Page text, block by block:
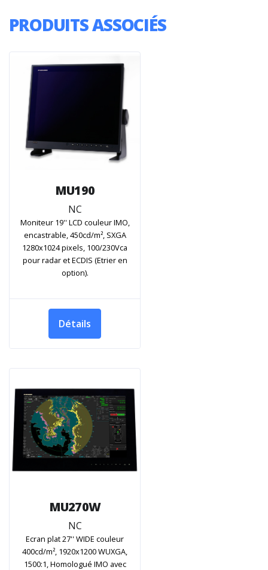
PRODUITS ASSOCIÉS
MU190
NC
Moniteur 19'' LCD couleur IMO,
encastrable, 450cd/m², SXGA
1280x1024 pixels, 100/230Vca
pour radar et ECDIS (Etrier en
option).
Détails
MU270W
NC
Ecran plat 27'' WIDE couleur
400cd/m², 1920x1200 WUXGA,
1500:1, Homologué IMO avec